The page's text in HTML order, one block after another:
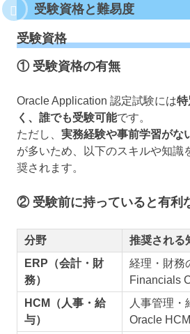
受験資格と難易度
受験資格
① 受験資格の有無
Oracle Application 認定試験には特
く、誰でも受験可能です。
ただし、 実務経験や事前学習がな
が多いため、以下のスキルや知識
奨されます。
② 受験前に持っていると有利
分野
推奨される
ERP（会計・財
務）
経理・財務
Financials
HCM（人事・給
与）
人事管理・
Oracle